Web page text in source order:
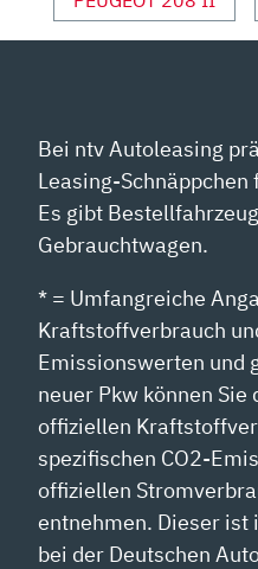
ANZEIGEN
Bei ntv Autoleasing
Leasing-
Es gibt
Gebrauchtwagen.
* = Umfangreiche
Kraftstoffverbrauch
Emissionswerten und
neuer Pkw können
offiziellen
spezifischen CO2-
offiziellen
entnehmen. Dieser ist
bei der Deutschen